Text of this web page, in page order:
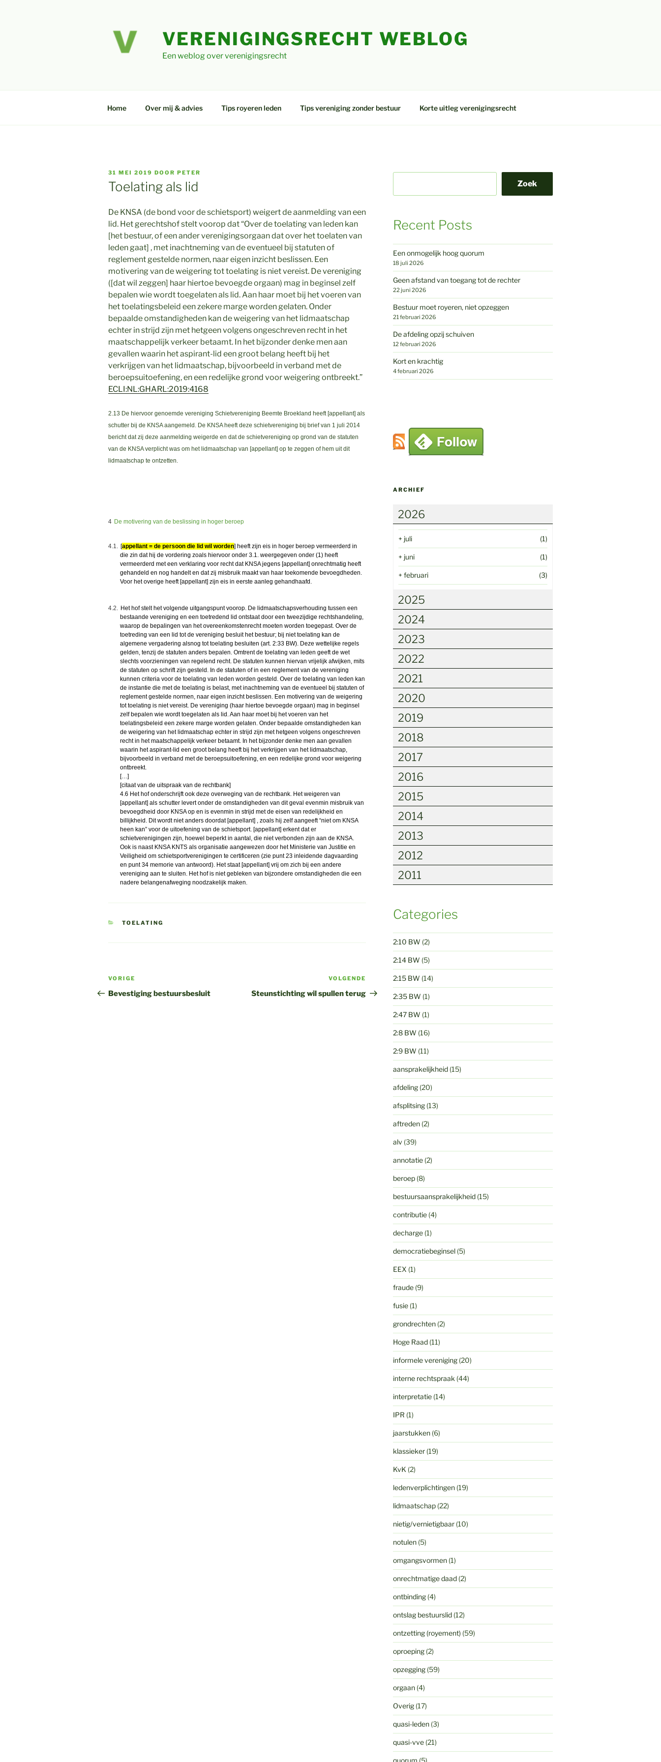
VERENIGINGSRECHT WEBLOG
Een weblog over verenigingsrecht
Home Over mij & advies Tips royeren leden Tips vereniging zonder bestuur Korte uitleg verenigingsrecht
GEPLAATST
OP
31 MEI 2019 DOOR PETER
Toelating als lid
De KNSA (de bond voor de schietsport) weigert de aanmelding van een
lid. Het gerechtshof stelt voorop dat “Over de toelating van leden kan
[het bestuur, of een ander verenigingsorgaan dat over het toelaten van
leden gaat] , met inachtneming van de eventueel bij statuten of
reglement gestelde normen, naar eigen inzicht beslissen. Een
motivering van de weigering tot toelating is niet vereist. De vereniging
([dat wil zeggen] haar hiertoe bevoegde orgaan) mag in beginsel zelf
bepalen wie wordt toegelaten als lid. Aan haar moet bij het voeren van
het toelatingsbeleid een zekere marge worden gelaten. Onder
bepaalde omstandigheden kan de weigering van het lidmaatschap
echter in strijd zijn met hetgeen volgens ongeschreven recht in het
maatschappelijk verkeer betaamt. In het bijzonder denke men aan
gevallen waarin het aspirant-lid een groot belang heeft bij het
verkrijgen van het lidmaatschap, bijvoorbeeld in verband met de
beroepsuitoefening, en een redelijke grond voor weigering ontbreekt.”
ECLI:NL:GHARL:2019:4168
2.13 De hiervoor genoemde vereniging Schietvereniging Beemte Broekland heeft [appellant] als
schutter bij de KNSA aangemeld. De KNSA heeft deze schietvereniging bij brief van 1 juli 2014
bericht dat zij deze aanmelding weigerde en dat de schietvereniging op grond van de statuten
van de KNSA verplicht was om het lidmaatschap van [appellant] op te zeggen of hem uit dit
lidmaatschap te ontzetten.
4 De motivering van de beslissing in hoger beroep
4.1. [appellant = de persoon die lid wil worden] heeft zijn eis in hoger beroep vermeerderd in
die zin dat hij de vordering zoals hiervoor onder 3.1. weergegeven onder (1) heeft
vermeerderd met een verklaring voor recht dat KNSA jegens [appellant] onrechtmatig heeft
gehandeld en nog handelt en dat zij misbruik maakt van haar toekomende bevoegdheden.
Voor het overige heeft [appellant] zijn eis in eerste aanleg gehandhaafd.
4.2. Het hof stelt het volgende uitgangspunt voorop. De lidmaatschapsverhouding tussen een
bestaande vereniging en een toetredend lid ontstaat door een tweezijdige rechtshandeling,
waarop de bepalingen van het overeenkomstenrecht moeten worden toegepast. Over de
toetreding van een lid tot de vereniging besluit het bestuur; bij niet toelating kan de
algemene vergadering alsnog tot toelating besluiten (art. 2:33 BW). Deze wettelijke regels
gelden, tenzij de statuten anders bepalen. Omtrent de toelating van leden geeft de wet
slechts voorzieningen van regelend recht. De statuten kunnen hiervan vrijelijk afwijken, mits
de statuten op schrift zijn gesteld. In de statuten of in een reglement van de vereniging
kunnen criteria voor de toelating van leden worden gesteld. Over de toelating van leden kan
de instantie die met de toelating is belast, met inachtneming van de eventueel bij statuten of
reglement gestelde normen, naar eigen inzicht beslissen. Een motivering van de weigering
tot toelating is niet vereist. De vereniging (haar hiertoe bevoegde orgaan) mag in beginsel
zelf bepalen wie wordt toegelaten als lid. Aan haar moet bij het voeren van het
toelatingsbeleid een zekere marge worden gelaten. Onder bepaalde omstandigheden kan
de weigering van het lidmaatschap echter in strijd zijn met hetgeen volgens ongeschreven
recht in het maatschappelijk verkeer betaamt. In het bijzonder denke men aan gevallen
waarin het aspirant-lid een groot belang heeft bij het verkrijgen van het lidmaatschap,
bijvoorbeeld in verband met de beroepsuitoefening, en een redelijke grond voor weigering
ontbreekt.
[…]
[citaat van de uitspraak van de rechtbank]
4.6 Het hof onderschrijft ook deze overweging van de rechtbank. Het weigeren van
[appellant] als schutter levert onder de omstandigheden van dit geval evenmin misbruik van
bevoegdheid door KNSA op en is evenmin in strijd met de eisen van redelijkheid en
billijkheid. Dit wordt niet anders doordat [appellant] , zoals hij zelf aangeeft “niet om KNSA
heen kan” voor de uitoefening van de schietsport. [appellant] erkent dat er
schietverenigingen zijn, hoewel beperkt in aantal, die niet verbonden zijn aan de KNSA.
Ook is naast KNSA KNTS als organisatie aangewezen door het Ministerie van Justitie en
Veiligheid om schietsportverenigingen te certificeren (zie punt 23 inleidende dagvaarding
en punt 34 memorie van antwoord). Het staat [appellant] vrij om zich bij een andere
vereniging aan te sluiten. Het hof is niet gebleken van bijzondere omstandigheden die een
nadere belangenafweging noodzakelijk maken.
CATEGORIEËN
TOELATING
Bericht
navigatie
Vorig
bericht
VORIGE
Bevestiging bestuursbesluit
Volgend
bericht
VOLGENDE
Steunstichting wil spullen terug
Zoek
Recent Posts
Een onmogelijk hoog quorum
18 juli 2026
Geen afstand van toegang tot de rechter
22 juni 2026
Bestuur moet royeren, niet opzeggen
21 februari 2026
De afdeling opzij schuiven
12 februari 2026
Kort en krachtig
4 februari 2026
ARCHIEF
2026
+ juli (1)
+ juni (1)
+ februari (3)
2025
2024
2023
2022
2021
2020
2019
2018
2017
2016
2015
2014
2013
2012
2011
Categories
2:10 BW (2)
2:14 BW (5)
2:15 BW (14)
2:35 BW (1)
2:47 BW (1)
2:8 BW (16)
2:9 BW (11)
aansprakelijkheid(15)
afdeling(20)
afsplitsing(13)
aftreden(2)
alv (39)
annotatie(2)
beroep(8)
bestuursaansprakelijkheid(15)
contributie(4)
decharge(1)
democratiebeginsel(5)
EEX (1)
fraude(9)
fusie(1)
grondrechten(2)
Hoge Raad(11)
informele vereniging(20)
interne rechtspraak (44)
interpretatie(14)
IPR (1)
jaarstukken(6)
klassieker(19)
KvK (2)
ledenverplichtingen(19)
lidmaatschap(22)
nietig/vernietigbaar(10)
notulen(5)
omgangsvormen(1)
onrechtmatige daad(2)
ontbinding(4)
ontslag bestuurslid(12)
ontzetting (royement) (59)
oproeping(2)
opzegging(59)
orgaan(4)
Overig(17)
quasi-leden(3)
quasi-vve(21)